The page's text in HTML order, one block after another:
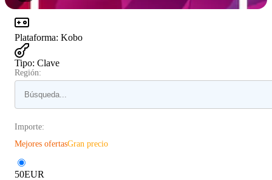
Plataforma: Kobo
Tipo: Clave
Región:
Importe:
Mejores ofertasGran precio
50EUR